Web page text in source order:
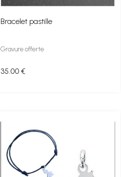
Bracelet pastille
Gravure offerte
35.00 €